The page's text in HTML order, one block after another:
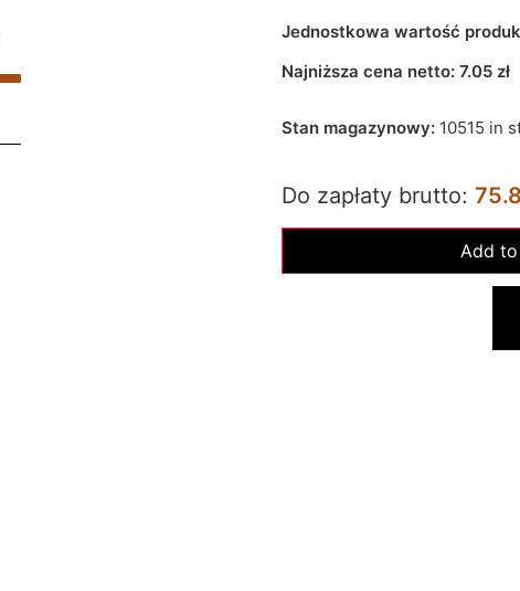
Jednostkowa wartość
Najniższa cena netto: 7.05zł
Stan magazynowy: 10515 in
Do zapłaty brutto: